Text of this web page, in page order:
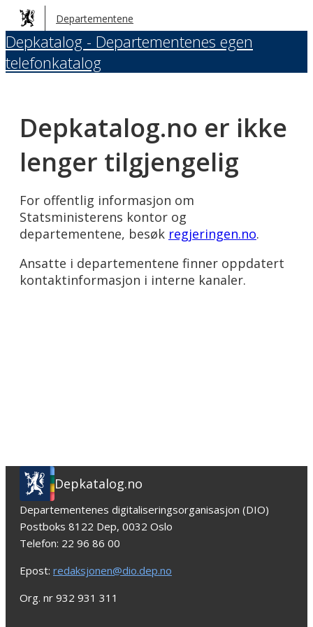
Hopp
til
hovedinnhold
Departementene
Depkatalog - Departementenes egen
telefonkatalog
Depkatalog.no er ikke
lenger tilgjengelig
For offentlig informasjon om
Statsministerens kontor og
departementene, besøk regjeringen.no.
Ansatte i departementene finner oppdatert
kontaktinformasjon i interne kanaler.
Depkatalog.no
Departementenes digitaliseringsorganisasjon (DIO)
Postboks 8122 Dep, 0032 Oslo
Telefon: 22 96 86 00
Epost: redaksjonen@dio.dep.no
Org. nr 932 931 311